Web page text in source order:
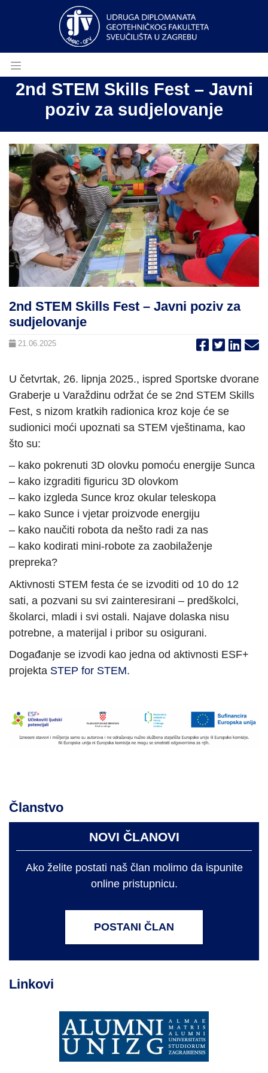
2nd STEM Skills Fest – Javni
poziv za sudjelovanje
2nd STEM Skills Fest – Javni poziv za
sudjelovanje
21.06.2025
U četvrtak, 26. lipnja 2025., ispred Sportske dvorane
Graberje u Varaždinu održat će se 2nd STEM Skills
Fest, s nizom kratkih radionica kroz koje će se
sudionici moći upoznati sa STEM vještinama, kao
što su:
– kako pokrenuti 3D olovku pomoću energije Sunca
– kako izgraditi figuricu 3D olovkom
– kako izgleda Sunce kroz okular teleskopa
– kako Sunce i vjetar proizvode energiju
– kako naučiti robota da nešto radi za nas
– kako kodirati mini-robote za zaobilaženje
prepreka?
Aktivnosti STEM festa će se izvoditi od 10 do 12
sati, a pozvani su svi zainteresirani – predškolci,
školarci, mladi i svi ostali. Najave dolaska nisu
potrebne, a materijal i pribor su osigurani.
Događanje se izvodi kao jedna od aktivnosti ESF+
projekta STEP for STEM.
Članstvo
NOVI ČLANOVI
Ako želite postati naš član molimo da ispunite
online pristupnicu.
POSTANI ČLAN
Linkovi